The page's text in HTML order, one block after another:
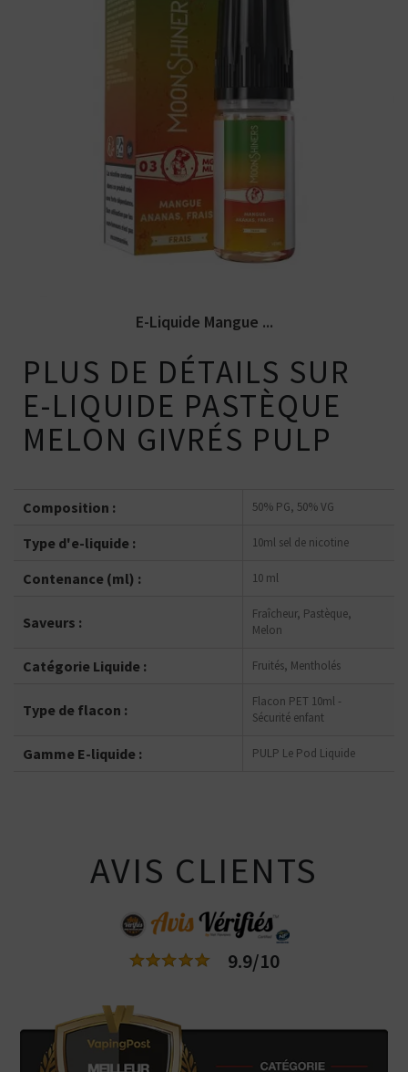
Arômes : mangue, ananas, fraise,
fraicheur. E-liquide Moonshiners....
E-Liquide Mangue ...
PLUS DE DÉTAILS SUR
E-LIQUIDE PASTÈQUE
MELON GIVRÉS PULP
Composition : 50% PG, 50% VG
Type d'e-liquide : 10ml sel de nicotine
Contenance (ml) : 10 ml
Saveurs :
Fraîcheur, Pastèque,
Melon
Catégorie Liquide : Fruités, Mentholés
Type de flacon :
Flacon PET 10ml -
Sécurité enfant
Gamme E-liquide : PULP Le Pod Liquide
AVIS CLIENTS
9.9/10